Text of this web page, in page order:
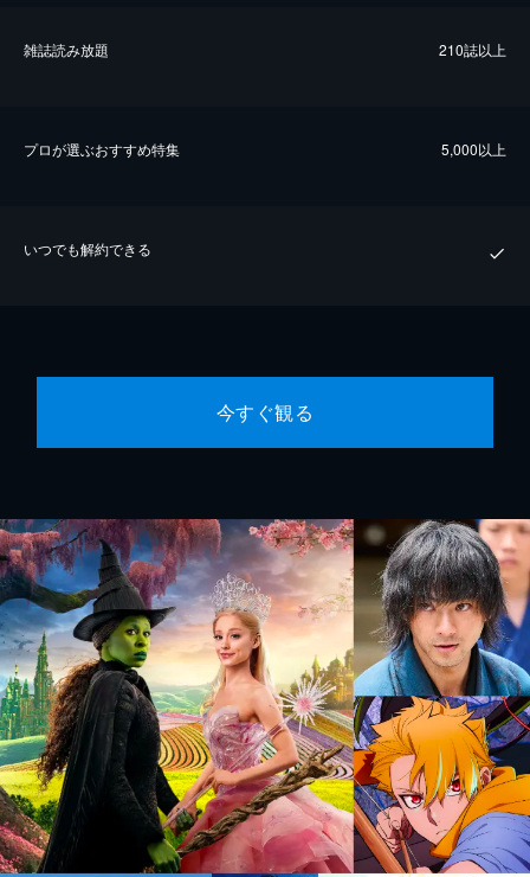
雑誌読み放題 210誌以上
プロが選ぶおすすめ特集 5,000以上
いつでも解約できる
今すぐ観る